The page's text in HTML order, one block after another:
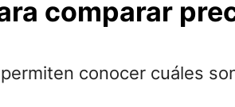
comparar
conocer cuáles